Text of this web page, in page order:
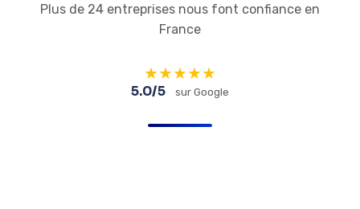
Plus de 24 entreprises nous font confiance en
France
★★★★★
5.0/5 sur Google